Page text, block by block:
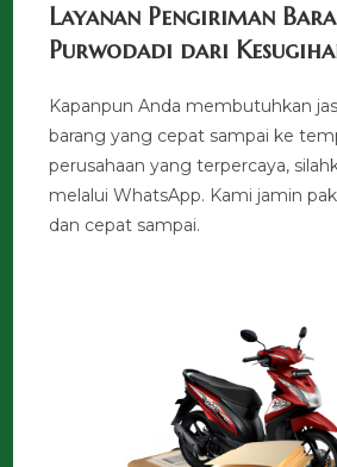
Layanan Pengiriman
Purwodadi dari
Kapanpun Anda membutuhkan
barang yang cepat sampai ke
perusahaan yang terpercaya,
melalui WhatsApp. Kami jamin
dan cepat sampai.